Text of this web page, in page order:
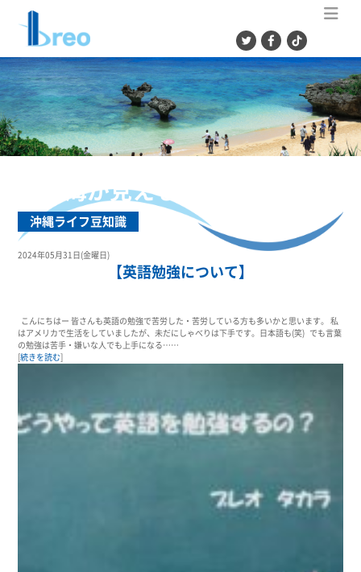
沖縄ライフ豆知識
2024年05月31日(金曜日)
【英語勉強について】
こんにちはー 皆さんも英語の勉強で苦労した・苦労している方も多いかと思います。 私
はアメリカで生活をしていましたが、未だにしゃべりは下手です。日本語も(笑) でも言葉
の勉強は苦手・嫌いな人でも上手になる……
[続きを読む
240度海が見えるルーフバルコニー
♪